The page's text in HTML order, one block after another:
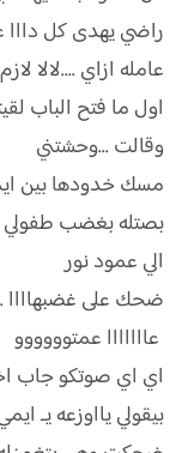
راضي يهدى كل
عامله ازاي ....لالا
اول ما فتح الباب
وقالت ...وحشتني
مسك خدودها بين
بصتله بغضب طفولي
الي عمود نور
ضحك على غضبهاااا
عااااااا عمتوووووو
اي اي صوتكو جاب
بيقولي يااوزعه يـ